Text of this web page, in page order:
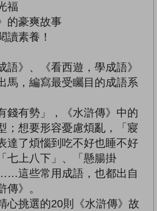
福
的豪爽故事
讀素養！
》、《看西遊，學成語》
馬，編寫最受矚目的成語系
有勢」，《水滸傳》中的
；想要形容憂慮煩亂，「寢
達了煩惱到吃不好也睡不好
七上八下」、「懸腸掛
這些常用成語，也都出自
傳》。
挑選的20則《水滸傳》故